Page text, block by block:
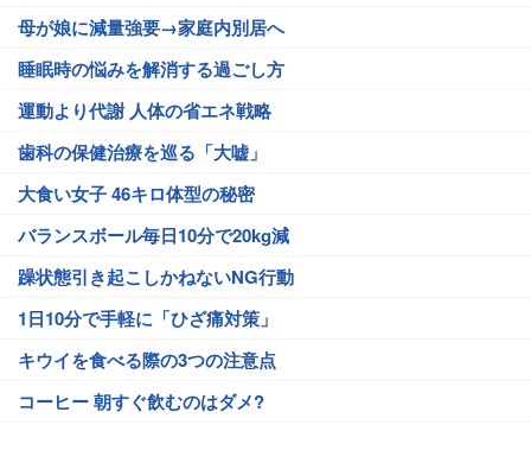
母が娘に減量強要→家庭内別居へ
睡眠時の悩みを解消する過ごし方
運動より代謝 人体の省エネ戦略
歯科の保健治療を巡る「大嘘」
大食い女子 46キロ体型の秘密
バランスボール毎日10分で20kg減
躁状態引き起こしかねないNG行動
1日10分で手軽に「ひざ痛対策」
キウイを食べる際の3つの注意点
コーヒー 朝すぐ飲むのはダメ?